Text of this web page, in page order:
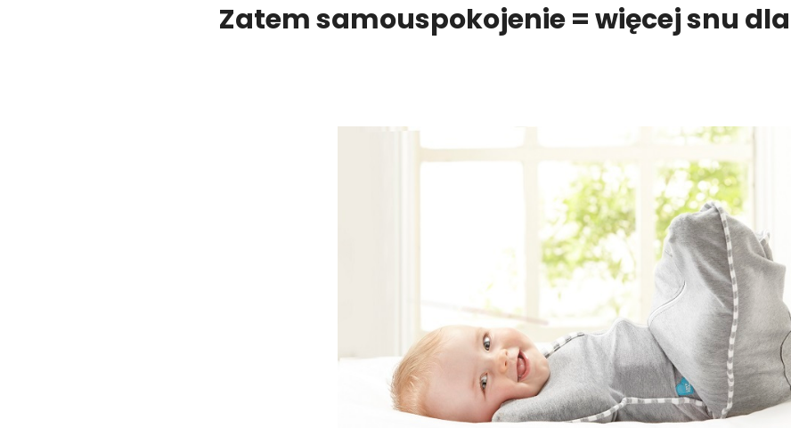
Zatem samouspokojenie = więcej snu